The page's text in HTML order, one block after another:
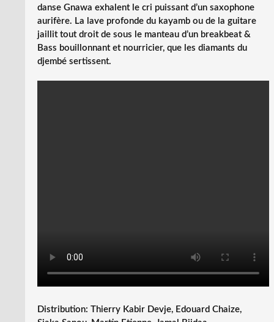
danse Gnawa exhalent le cri puissant d’un saxophone
aurifère. La lave profonde du kayamb ou de la guitare
jaillit tout droit de sous le manteau d’un breakbeat &
Bass bouillonnant et nourricier, que les diamants du
djembé sertissent.
Distribution: Thierry Kabir Devje, Edouard Chaize,